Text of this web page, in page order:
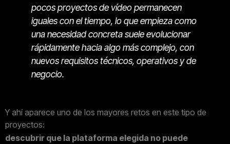
pocos proyectos de vídeo permanecen
iguales con el tiempo, lo que empieza como
una necesidad concreta suele evolucionar
rápidamente hacia algo más complejo, con
nuevos requisitos técnicos, operativos y de
negocio.
Y ahí aparece uno de los mayores retos en este tipo de
proyectos:
descubrir que la plataforma elegida no puede